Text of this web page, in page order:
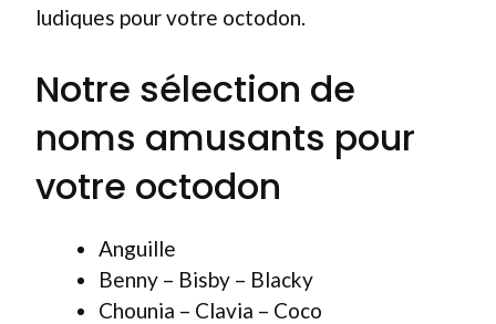
ludiques pour votre octodon.
Notre sélection de
noms amusants pour
votre octodon
Anguille
Benny – Bisby – Blacky
Chounia – Clavia – Coco